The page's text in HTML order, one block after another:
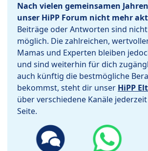
Nach vielen gemeinsamen
unser HiPP Forum nicht mehr
Beiträge oder Antworten sind
möglich. Die zahlreichen,
Mamas und Experten bleiben
und sind weiterhin für dich
auch künftig die bestmögliche
bekommst, steht dir unser HiPP
über verschiedene Kanäle
Seite.